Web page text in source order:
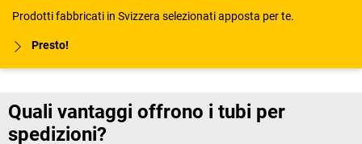
Prodotti fabbricati in Svizzera selezionati apposta per te.
Presto!
Quali vantaggi offrono i tubi per
spedizioni?